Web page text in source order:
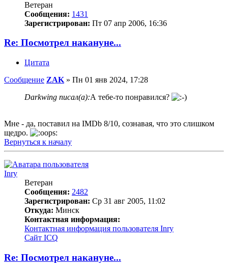
Ветеран
Сообщения: 1431
Зарегистрирован: Пт 07 апр 2006, 16:36
Re: Посмотрел накануне...
Цитата
Сообщение ZAK » Пн 01 янв 2024, 17:28
Darkwing писал(а):А тебе-то понравился?
Мне - да, поставил на IMDb 8/10, сознавая, что это слишком
щедро.
Вернуться к началу
Inry
Ветеран
Сообщения: 2482
Зарегистрирован: Ср 31 авг 2005, 11:02
Откуда: Минск
Контактная информация:
Контактная информация пользователя Inry
Сайт ICQ
Re: Посмотрел накануне...